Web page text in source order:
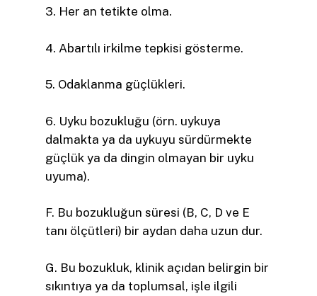
3. Her an tetikte olma.
4. Abartılı irkilme tepkisi gösterme.
5. Odaklanma güçlükleri.
6. Uyku bozukluğu (örn. uykuya
dalmakta ya da uykuyu sürdürmekte
güçlük ya da dingin olmayan bir uyku
uyuma).
F. Bu bozukluğun süresi (B, C, D ve E
tanı ölçütleri) bir aydan daha uzun­ dur.
G. Bu bozukluk, klinik açıdan belirgin bir
sıkıntıya ya da toplumsal, işle ilgili